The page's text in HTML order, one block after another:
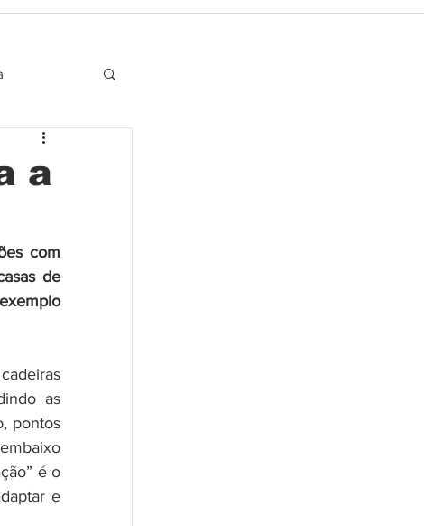
a
com
de
as
pontos
é o
e